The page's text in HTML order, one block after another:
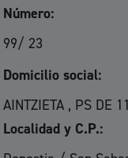
Número:
99/ 23
Domicilio social:
AINTZIETA , PS DE
Localidad y C.P.: